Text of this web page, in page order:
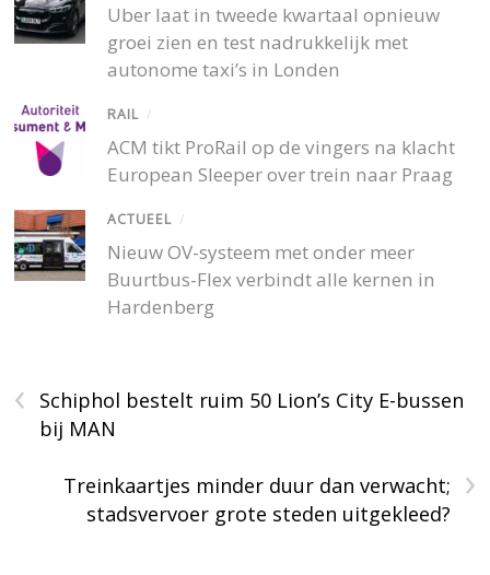
Uber laat in tweede kwartaal opnieuw
groei zien en test nadrukkelijk met
autonome taxi’s in Londen
RAIL /
ACM tikt ProRail op de vingers na klacht
European Sleeper over trein naar Praag
ACTUEEL /
Nieuw OV-systeem met onder meer
Buurtbus-Flex verbindt alle kernen in
Hardenberg
‹
Schiphol bestelt ruim 50 Lion’s City E-bussen
bij MAN
›
Treinkaartjes minder duur dan verwacht;
stadsvervoer grote steden uitgekleed?